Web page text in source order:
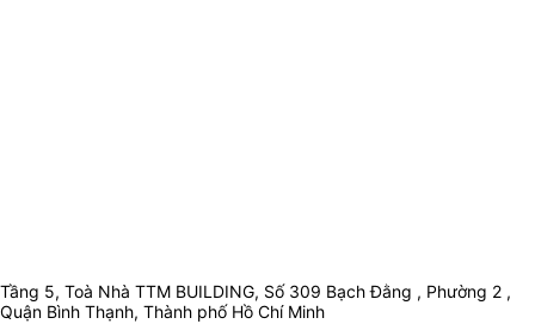
Tầng 5, Toà Nhà TTM BUILDING, Số 309 Bạch Đằng , Phường 2 ,
Quận Bình Thạnh, Thành phố Hồ Chí Minh